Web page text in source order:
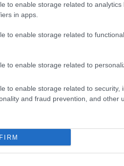
to enable storage related to analytics
in apps.
to enable storage related to
to enable storage related to
to enable storage related to security,
and fraud prevention, and other
az
Az atomerőmű egyetlen
hatása a környezetre,
Paks II.: Mit jelent az 5.